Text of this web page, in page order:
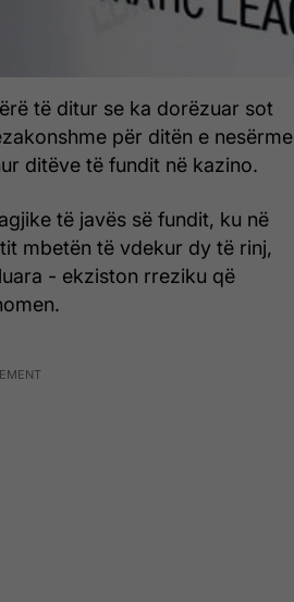
të ditur se ka dorëzuar sot
për ditën e nesërme
ditëve të fundit në kazino.
të javës së fundit, ku në
mbetën të vdekur dy të rinj,
- ekziston rreziku që